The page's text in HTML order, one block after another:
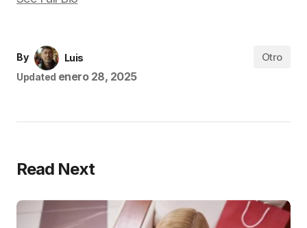
By
Luis
Updated enero 28, 2025
Otro
Read Next